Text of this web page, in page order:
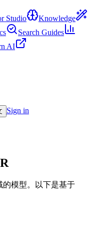
Studio
Knowledge
Search Guides
AI
Sign in
的模型。以下是基于